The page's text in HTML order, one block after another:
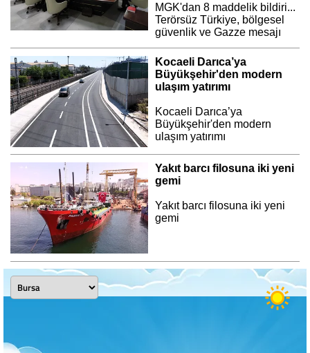
MGK'dan 8 maddelik bildiri...
Terörsüz Türkiye, bölgesel
güvenlik ve Gazze mesajı
Kocaeli Darıca’ya
Büyükşehir'den modern
ulaşım yatırımı
Kocaeli Darıca’ya
Büyükşehir'den modern
ulaşım yatırımı
Yakıt barcı filosuna iki yeni
gemi
Yakıt barcı filosuna iki yeni
gemi